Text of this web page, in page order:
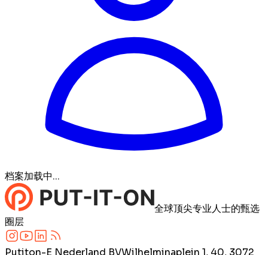
档案加载中...
全球顶尖专业人士的甄选
圈层
Putiton-E Nederland BVWilhelminaplein 1, 40, 3072